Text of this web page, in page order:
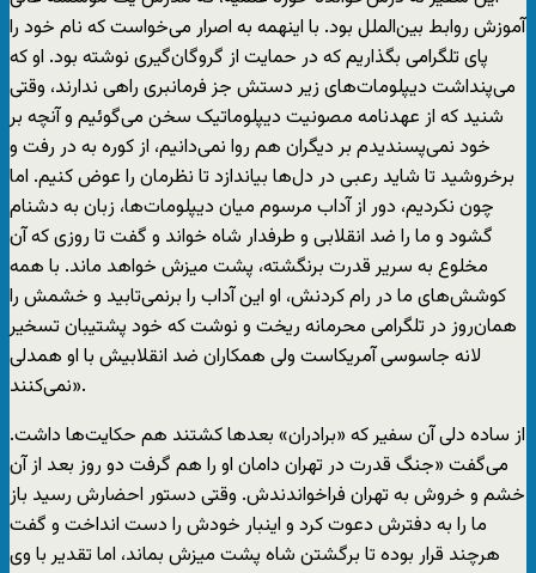
آموزش روابط بین‌الملل بود. با اینهمه به اصرار می‌خواست که نام خود را
پای تلگرامی بگذاریم که در حمایت از گروگان‌گیری نوشته بود. او که
می‌پنداشت دیپلومات‌های زیر دستش جز فرمانبری راهی ندارند، وقتی
شنید که از عهدنامه مصونیت دیپلوماتیک سخن می‌گوئیم و آنچه بر
خود نمی‌پسندیدم بر دیگران هم روا نمی‌دانیم، از کوره به در رفت و
برخروشید تا شاید رعبی در دل‌ها بیاندازد تا نظرمان را عوض کنیم. اما
چون نکردیم، دور از آداب مرسوم میان دیپلومات‌ها، زبان به دشنام
گشود و ما را ضد انقلابی و طرفدار شاه خواند و گفت تا روزی که آن
مخلوع به سریر قدرت برنگشته، پشت میزش خواهد ماند. با همه
کوشش‌های ما در رام کردنش، او این آداب را برنمی‌تابید و خشمش را
همان‌روز در تلگرامی محرمانه ریخت و نوشت که خود پشتیبان تسخیر
لانه جاسوسی آمریکاست ولی همکاران ضد انقلابیش با او همدلی
نمی‌کنند».
از ساده دلی آن سفیر که «برادران» بعد‌ها کشتند هم حکایت‌ها داشت.
می‌گفت «جنگ قدرت در تهران دامان او را هم گرفت دو روز بعد از آن
خشم و خروش به تهران فراخواندندش. وقتی دستور احضارش رسید باز
ما را به دفترش دعوت کرد و اینبار خودش را دست انداخت و گفت
هرچند قرار بوده تا برگشتن شاه پشت میزش بماند، اما تقدیر با وی